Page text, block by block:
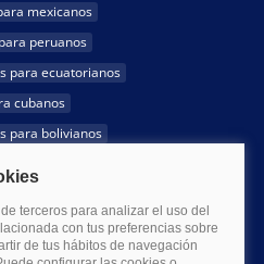
mexicanos
peruanos
para ecuatorianos
cubanos
para bolivianos
para paraguayos
salvadoreños